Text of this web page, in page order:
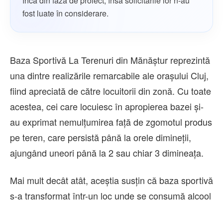
fost luate în considerare.
Baza Sportivă La Terenuri din Mănăștur reprezintă
una dintre realizările remarcabile ale orașului Cluj,
fiind apreciată de către locuitorii din zonă. Cu toate
acestea, cei care locuiesc în apropierea bazei și-
au exprimat nemulțumirea față de zgomotul produs
pe teren, care persistă până la orele dimineții,
ajungând uneori până la 2 sau chiar 3 dimineața.
Mai mult decât atât, aceștia susțin că baza sportivă
s-a transformat într-un loc unde se consumă alcool